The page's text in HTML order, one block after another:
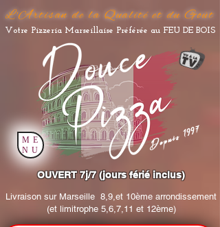
Votre Pizzeria Marseillaise Préférée au FEU DE BOIS
L'Artisan de la Qualité et du Goût
Depuis 1997
Livraison sur Marseille 8,9,et 10ème arrondissement
(et limitrophe 5,6,7,11 et 12ème)
OUVERT 7j/7 (jours férié inclus)
ME
NU